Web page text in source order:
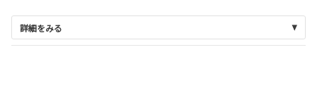
詳細をみる